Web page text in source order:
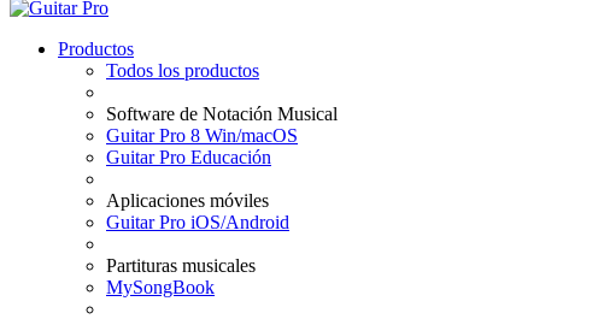
Productos
Todos los productos
Software de Notación Musical
Guitar Pro 8 Win/macOS
Guitar Pro Educación
Aplicaciones móviles
Guitar Pro iOS/Android
Partituras musicales
MySongBook